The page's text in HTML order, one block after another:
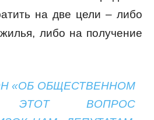
на две цели – либо
либо на получение
«ОБ ОБЩЕСТВЕННОМ
ЭТОТ ВОПРОС